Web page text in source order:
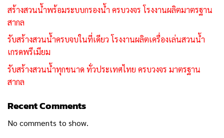
สร้างสวนน้ำพร้อมระบบกรองน้ำ ครบวงจร โรงงานผลิตมาตรฐาน
สากล
รับสร้างสวนน้ำครบจบในที่เดียว โรงงานผลิตเครื่องเล่นสวนน้ำ
เกรดพรีเมียม
รับสร้างสวนน้ำทุกขนาด ทั่วประเทศไทย ครบวงจร มาตรฐาน
สากล
Recent Comments
No comments to show.